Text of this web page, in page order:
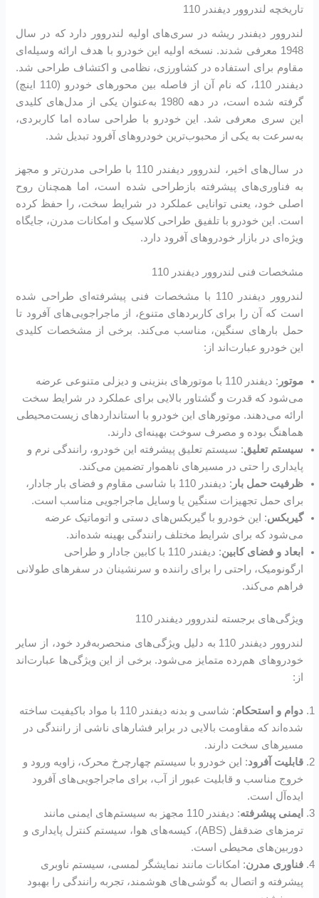
تاریخچه لندروور دیفندر 110
لندروور دیفندر ریشه در سری‌های اولیه لندروور دارد که در سال
1948 معرفی شدند. نسخه اولیه این خودرو با هدف ارائه وسیله‌ای
مقاوم برای استفاده در کشاورزی، نظامی و اکتشاف طراحی شد.
دیفندر 110، که نام آن از فاصله بین محورهای خودرو (110 اینچ)
گرفته شده است، در دهه 1980 به‌عنوان یکی از مدل‌های کلیدی
این سری معرفی شد. این خودرو با طراحی ساده اما کاربردی،
به‌سرعت به یکی از محبوب‌ترین خودروهای آفرود تبدیل شد.
در سال‌های اخیر، لندروور دیفندر 110 با طراحی مدرن‌تر و مجهز
به فناوری‌های پیشرفته بازطراحی شده است، اما همچنان روح
اصلی خود، یعنی توانایی عملکرد در شرایط سخت، را حفظ کرده
است. این خودرو با تلفیق طراحی کلاسیک و امکانات مدرن، جایگاه
ویژه‌ای در بازار خودروهای آفرود دارد.
مشخصات فنی لندروور دیفندر 110
لندروور دیفندر 110 با مشخصات فنی پیشرفته‌ای طراحی شده
است که آن را برای کاربردهای متنوع، از ماجراجویی‌های آفرود تا
حمل بارهای سنگین، مناسب می‌کند. برخی از مشخصات کلیدی
این خودرو عبارت‌اند از:
موتور
: دیفندر 110 با موتورهای بنزینی و دیزلی متنوعی عرضه
می‌شود که قدرت و گشتاور بالایی برای عملکرد در شرایط سخت
ارائه می‌دهند. موتورهای این خودرو با استانداردهای زیست‌محیطی
هماهنگ بوده و مصرف سوخت بهینه‌ای دارند.
سیستم تعلیق: سیستم تعلیق پیشرفته این خودرو، رانندگی نرم و
پایداری را حتی در مسیرهای ناهموار تضمین می‌کند.
ظرفیت حمل بار
: دیفندر 110 با شاسی مقاوم و فضای بار جادار،
برای حمل تجهیزات سنگین یا وسایل ماجراجویی مناسب است.
گیربکس: این خودرو با گیربکس‌های دستی و اتوماتیک عرضه
می‌شود که برای شرایط مختلف رانندگی بهینه شده‌اند.
ابعاد و فضای کابین
: دیفندر 110 با کابین جادار و طراحی
ارگونومیک، راحتی را برای راننده و سرنشینان در سفرهای طولانی
فراهم می‌کند.
ویژگی‌های برجسته لندروور دیفندر 110
لندروور دیفندر 110 به دلیل ویژگی‌های منحصربه‌فرد خود، از سایر
خودروهای هم‌رده متمایز می‌شود. برخی از این ویژگی‌ها عبارت‌اند
از:
دوام و استحکام
: شاسی و بدنه دیفندر 110 با مواد باکیفیت ساخته
شده‌اند که مقاومت بالایی در برابر فشارهای ناشی از رانندگی در
مسیرهای سخت دارند.
قابلیت آفرود: این خودرو با سیستم چهارچرخ محرک، زاویه ورود و
خروج مناسب و قابلیت عبور از آب، برای ماجراجویی‌های آفرود
ایده‌آل است.
ایمنی پیشرفته
: دیفندر 110 مجهز به سیستم‌های ایمنی مانند
ترمزهای ضدقفل (ABS)، کیسه‌های هوا، سیستم کنترل پایداری و
دوربین‌های محیطی است.
فناوری مدرن: امکانات مانند نمایشگر لمسی، سیستم ناوبری
پیشرفته و اتصال به گوشی‌های هوشمند، تجربه رانندگی را بهبود